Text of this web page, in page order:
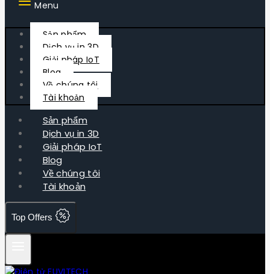
Menu
Sản phẩm
Dịch vụ in 3D
Giải pháp IoT
Blog
Về chúng tôi
Tài khoản
Sản phẩm
Dịch vụ in 3D
Giải pháp IoT
Blog
Về chúng tôi
Tài khoản
Top Offers